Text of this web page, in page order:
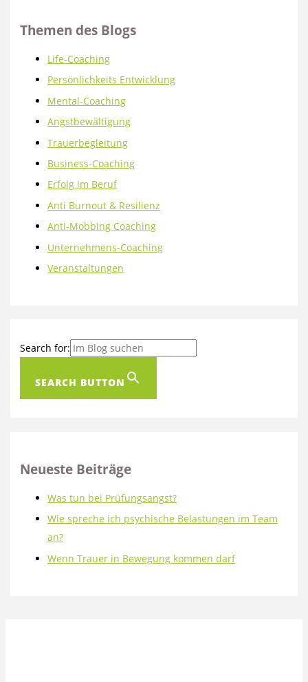
Themen des Blogs
Life-Coaching
Persönlichkeits Entwicklung
Mental-Coaching
Angstbewältigung
Trauerbegleitung
Business-Coaching
Erfolg im Beruf
Anti Burnout & Resilienz
Anti-Mobbing Coaching
Unternehmens-Coaching
Veranstaltungen
Search for:
SEARCH BUTTON
Neueste Beiträge
Was tun bei Prüfungsangst?
Wie spreche ich psychische Belastungen im Team
an?
Wenn Trauer in Bewegung kommen darf